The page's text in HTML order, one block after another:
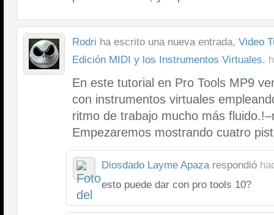
Rodri ha escrito una nueva entrada, Video
Edición MIDI y los Instrumentos Virtuales.
En este tutorial en Pro Tools MP9
con instrumentos virtuales
ritmo de trabajo mucho más
Empezaremos mostrando cuatro
Diosdado Layme Apazarespondió
esto puede dar con pro tools 10?